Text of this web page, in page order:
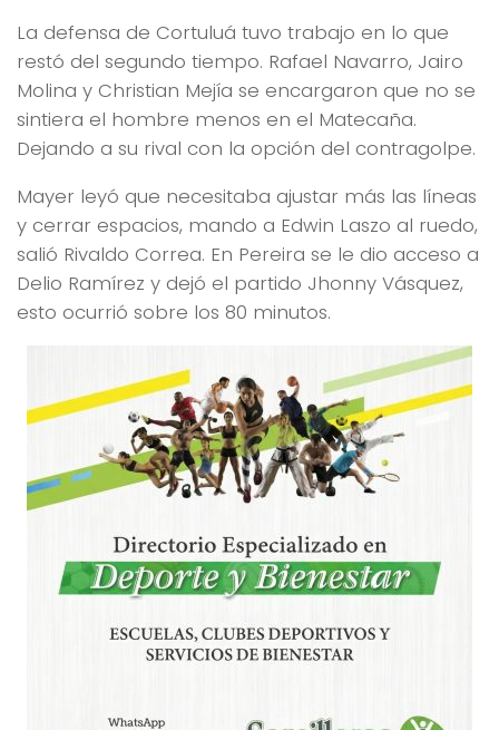
La defensa de Cortuluá tuvo trabajo en lo que
restó del segundo tiempo. Rafael Navarro, Jairo
Molina y Christian Mejía se encargaron que no se
sintiera el hombre menos en el Matecaña.
Dejando a su rival con la opción del contragolpe.
Mayer leyó que necesitaba ajustar más las líneas
y cerrar espacios, mando a Edwin Laszo al ruedo,
salió Rivaldo Correa. En Pereira se le dio acceso a
Delio Ramírez y dejó el partido Jhonny Vásquez,
esto ocurrió sobre los 80 minutos.